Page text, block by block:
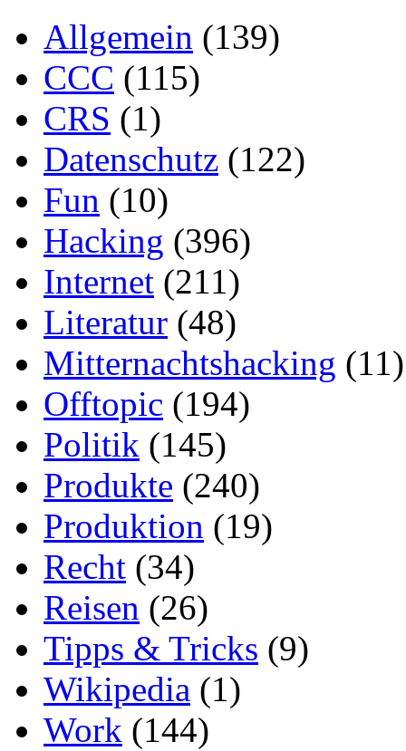
Allgemein (139)
CCC (115)
CRS (1)
Datenschutz (122)
Fun (10)
Hacking (396)
Internet (211)
Literatur (48)
Mitternachtshacking (11)
Offtopic (194)
Politik (145)
Produkte (240)
Produktion (19)
Recht (34)
Reisen (26)
Tipps & Tricks (9)
Wikipedia (1)
Work (144)